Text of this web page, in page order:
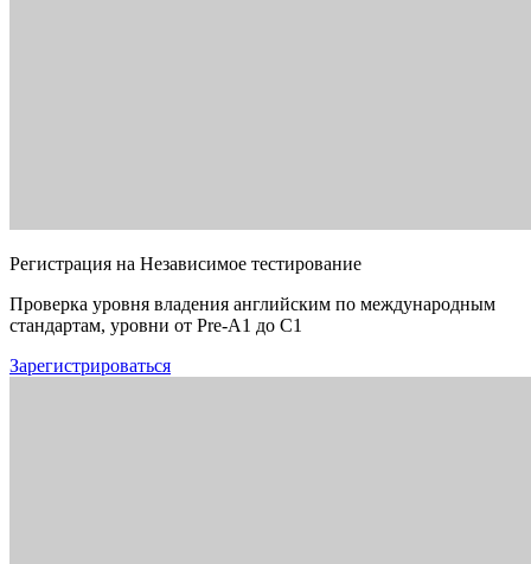
Регистрация на Независимое тестирование
Проверка уровня владения английским по международным
стандартам, уровни от Pre-A1 до C1
Зарегистрироваться